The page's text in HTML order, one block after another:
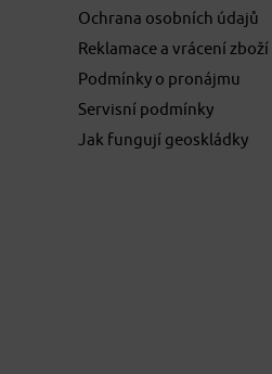
Ochrana osobních údajů
Reklamace a vrácení zboží
Podmínky o pronájmu
Servisní podmínky
Jak fungují geoskládky